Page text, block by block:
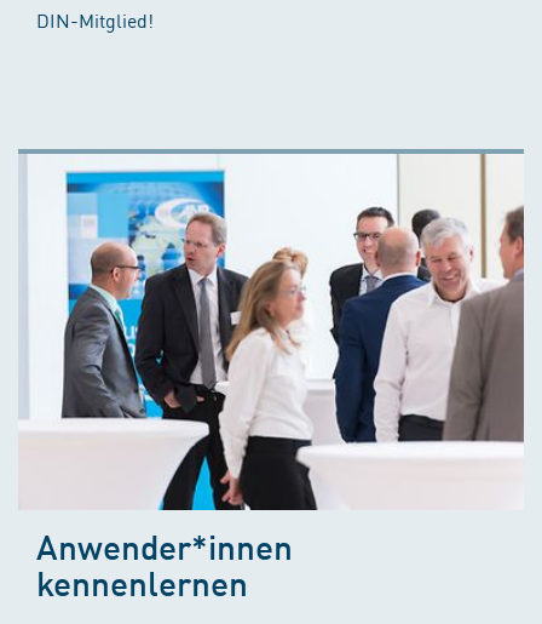
DIN-Mitglied!
Anwender*innen
kennenlernen